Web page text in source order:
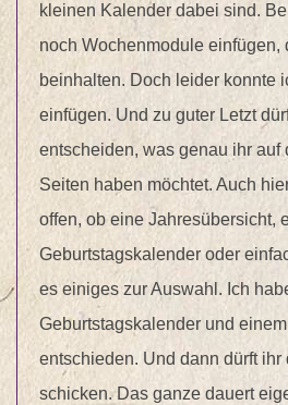
kleinen Kalender dabei sind.
noch Wochenmodule einfügen,
beinhalten. Doch leider konnte
einfügen. Und zu guter Letzt
entscheiden, was genau ihr auf
Seiten haben möchtet. Auch
offen, ob eine Jahresübersicht,
Geburtstagskalender oder
es einiges zur Auswahl. Ich
Geburtstagskalender und
entschieden. Und dann dürft
schicken. Das ganze dauert